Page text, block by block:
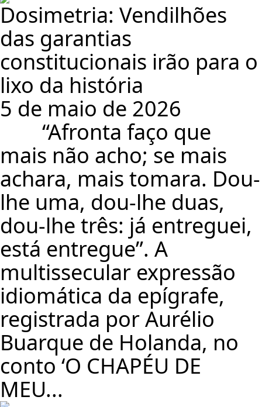
Dosimetria: Vendilhões
das garantias
constitucionais irão para o
lixo da história
5 de maio de 2026
“Afronta faço que
mais não acho; se mais
achara, mais tomara. Dou-
lhe uma, dou-lhe duas,
dou-lhe três: já entreguei,
está entregue”. A
multissecular expressão
idiomática da epígrafe,
registrada por Aurélio
Buarque de Holanda, no
conto ‘O CHAPÉU DE
MEU...